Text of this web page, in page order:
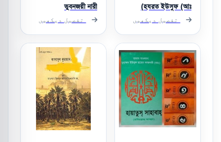
হযরত ইউসুফ (আঃ)
تفصیل دیکھیں
ভুবনজয়ী নারী
تفصیل دیکھیں